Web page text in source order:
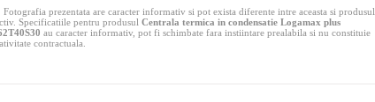
Fotografia prezentata are caracter informativ si pot exista diferente intre aceasta si produsul
Specificatiile pentru produsul Centrala termica in condensatie Logamax plus
au caracter informativ, pot fi schimbate fara instiintare prealabila si nu constituie
contractuala.